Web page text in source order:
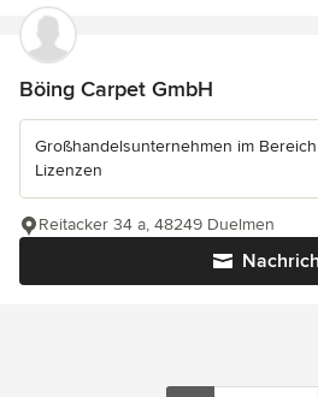
Böing Carpet GmbH
Großhandelsunternehmen im
Lizenzen
Reitacker 34 a, 48249 Duelmen